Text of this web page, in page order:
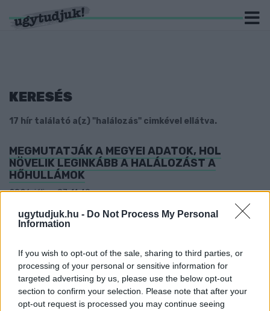
ugytudjuk.hu - Do Not Process My Personal
Information
If you wish to opt-out of the sale, sharing to third parties, or
processing of your personal or sensitive information for
targeted advertising by us, please use the below opt-out
section to confirm your selection. Please note that after your
opt-out request is processed you may continue seeing
KERESÉS
17 hír találató a(z) "halálozás" cimkével ellátva.
MEGMUTATJÁK A MEGYEI ADATOK, HOL
NÖVELIK LEGINKÁBB A HALÁLOZÁST A
HŐHULLÁMOK
2026. július. 07. 11:49
A nyugati országrészekhez mértek, kiugró adatot produkál
Győr-Moson-Sopron megye.
2022. január. 24. 20:11
Anyakönyvi hírek Szombathelyről.
JÓVAL KISEBB A VALÓSZÍNŰSÉGE ANNAK,
HOGY A COVID-19 VAGY SZÖVŐDMÉNYEIBE
BELEHAL AZ, AKI MEGKAPTA A KÉT OLTÁST